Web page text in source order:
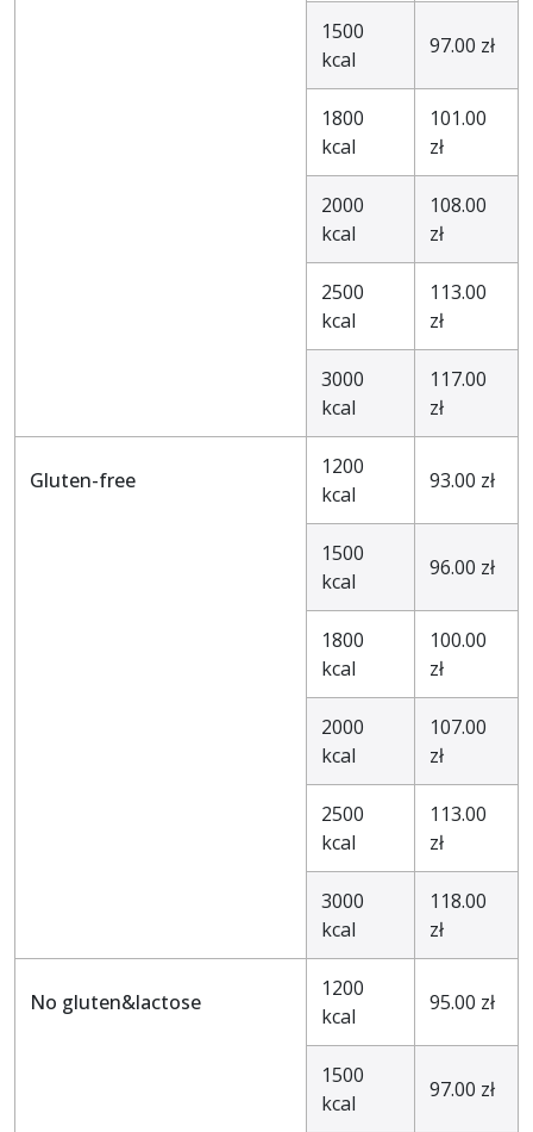
1500
kcal
97.00 zł
1800
kcal
101.00
zł
2000
kcal
108.00
zł
2500
kcal
113.00
zł
3000
kcal
117.00
zł
Gluten-free
1200
kcal
93.00 zł
1500
kcal
96.00 zł
1800
kcal
100.00
zł
2000
kcal
107.00
zł
2500
kcal
113.00
zł
3000
kcal
118.00
zł
No gluten&lactose
1200
kcal
95.00 zł
1500
kcal
97.00 zł